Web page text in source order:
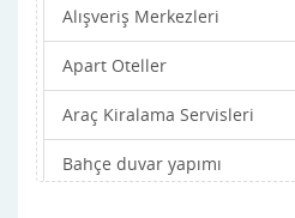
Alışveriş Merkezleri
Apart Oteller
Araç Kiralama Servisleri
Bahçe duvar yapımı